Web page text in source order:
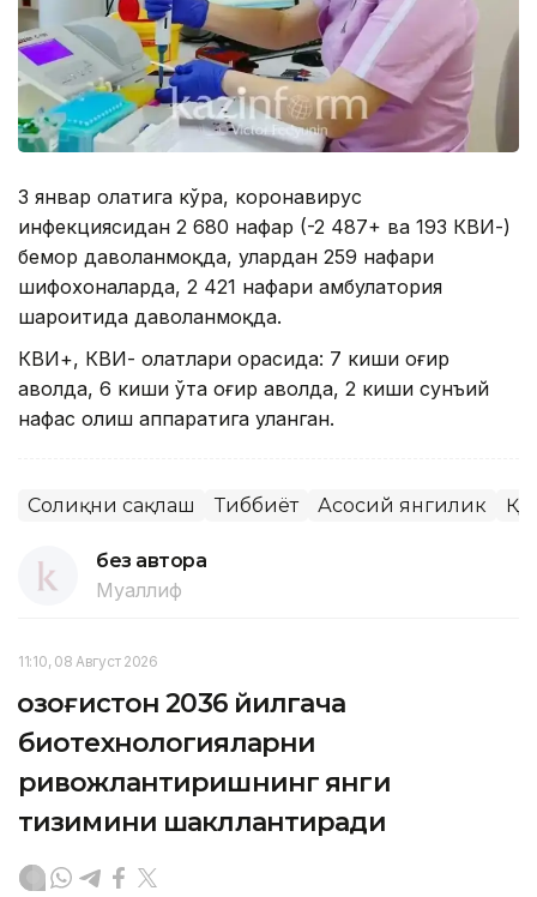
3 январ ҳолатига кўра, коронавирус
инфекциясидан 2 680 нафар (-2 487+ ва 193 КВИ-)
бемор даволанмоқда, улардан 259 нафари
шифохоналарда, 2 421 нафари амбулатория
шароитида даволанмоқда.
КВИ+, КВИ- ҳолатлари орасида: 7 киши оғир
аҳволда, 6 киши ўта оғир аҳволда, 2 киши сунъий
нафас олиш аппаратига уланган.
Соғлиқни сақлаш Тиббиёт Асосий янгилик ҚР
без автора
Муаллиф
11:10, 08 Август 2026
Қозоғистон 2036 йилгача
биотехнологияларни
ривожлантиришнинг янги
тизимини шакллантиради